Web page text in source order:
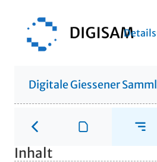
Digitale Giessener
Inhalt